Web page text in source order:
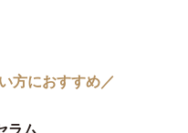
方におすすめ／